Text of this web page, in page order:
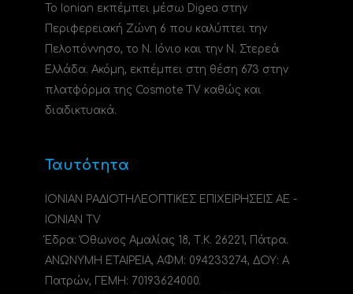
Το Ionian εκπέμπει μέσω Digea στην
Περιφερειακή Ζώνη 6 που καλύπτει την
Πελοπόννησο, το N. Ιόνιο και την Ν. Στερεά
Ελλάδα. Ακόμη, εκπέμπει στη θέση 673 στην
πλατφόρμα της Cosmote TV καθώς και
διαδικτυακά.
Ταυτότητα
ΙΟΝΙΑΝ ΡΑΔΙΟΤΗΛΕΟΠΤΙΚΕΣ ΕΠΙΧΕΙΡΗΣΕΙΣ ΑΕ -
IONIAN TV
Έδρα: Όθωνος Αμαλίας 18, Τ.Κ. 26221, Πάτρα.
ΑΝΩΝΥΜΗ ΕΤΑΙΡΕΙΑ, ΑΦΜ: 094233274, ΔΟΥ: A
Πατρών, ΓΕΜΗ: 70193624000.